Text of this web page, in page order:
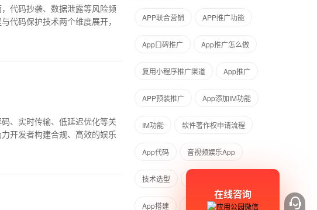
代码抄袭、数据泄露等风险频
代码保护技术两个维度展开，
、实时传输、低延迟优化等关
开发者构建合规、高效的娱乐
APP联合营销 APP推广功能
App口碑推广 App推广怎么做
复用小程序推广渠道 App推广
APP预装推广 App添加IM功能
IM功能 软件著作权申请流程
App代码 音视频娱乐App
技术选型
App搭建 App搭建预算
在线咨询